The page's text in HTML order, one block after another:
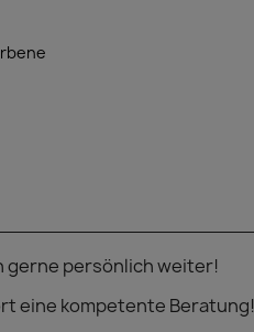
gerne persönlich weiter!
eine kompetente Beratung!